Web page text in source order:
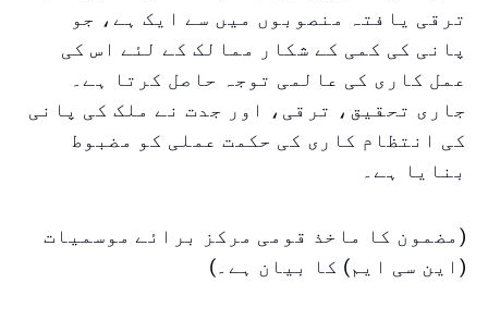
ترقی یافتہ منصوبوں میں سے ایک ہے، جو
پانی کی کمی کے شکار ممالک کے لئے اس کی
عمل کاری کی عالمی توجہ حاصل کرتا ہے۔
جاری تحقیق، ترقی، اور جدت نے ملک کی پانی
کی انتظام کاری کی حکمت عملی کو مضبوط
بنایا ہے۔
(مضمون کا ماخذ قومی مرکز برائے موسمیات
(این سی ایم) کا بیان ہے۔)